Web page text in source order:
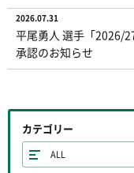
2026.07.31
平尾勇人 選手「2026/
承認のお知らせ
カテゴリー
ALL